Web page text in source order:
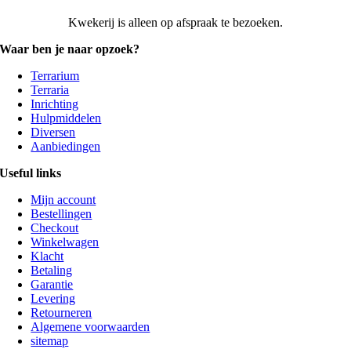
Kwekerij is alleen op afspraak te bezoeken.
Waar ben je naar opzoek?
Terrarium
Terraria
Inrichting
Hulpmiddelen
Diversen
Aanbiedingen
Useful links
Mijn account
Bestellingen
Checkout
Winkelwagen
Klacht
Betaling
Garantie
Levering
Retourneren
Algemene voorwaarden
sitemap